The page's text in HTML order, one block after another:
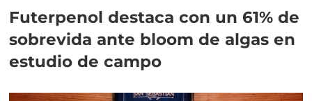
Futerpenol destaca con un 61% de
sobrevida ante bloom de algas en
estudio de campo